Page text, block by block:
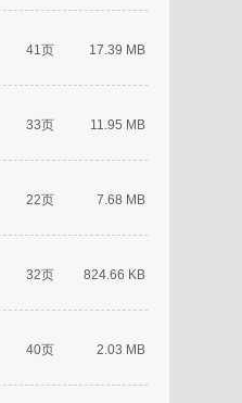
17.39 MB
41页
11.95 MB
33页
7.68 MB
22页
824.66 KB
32页
2.03 MB
40页